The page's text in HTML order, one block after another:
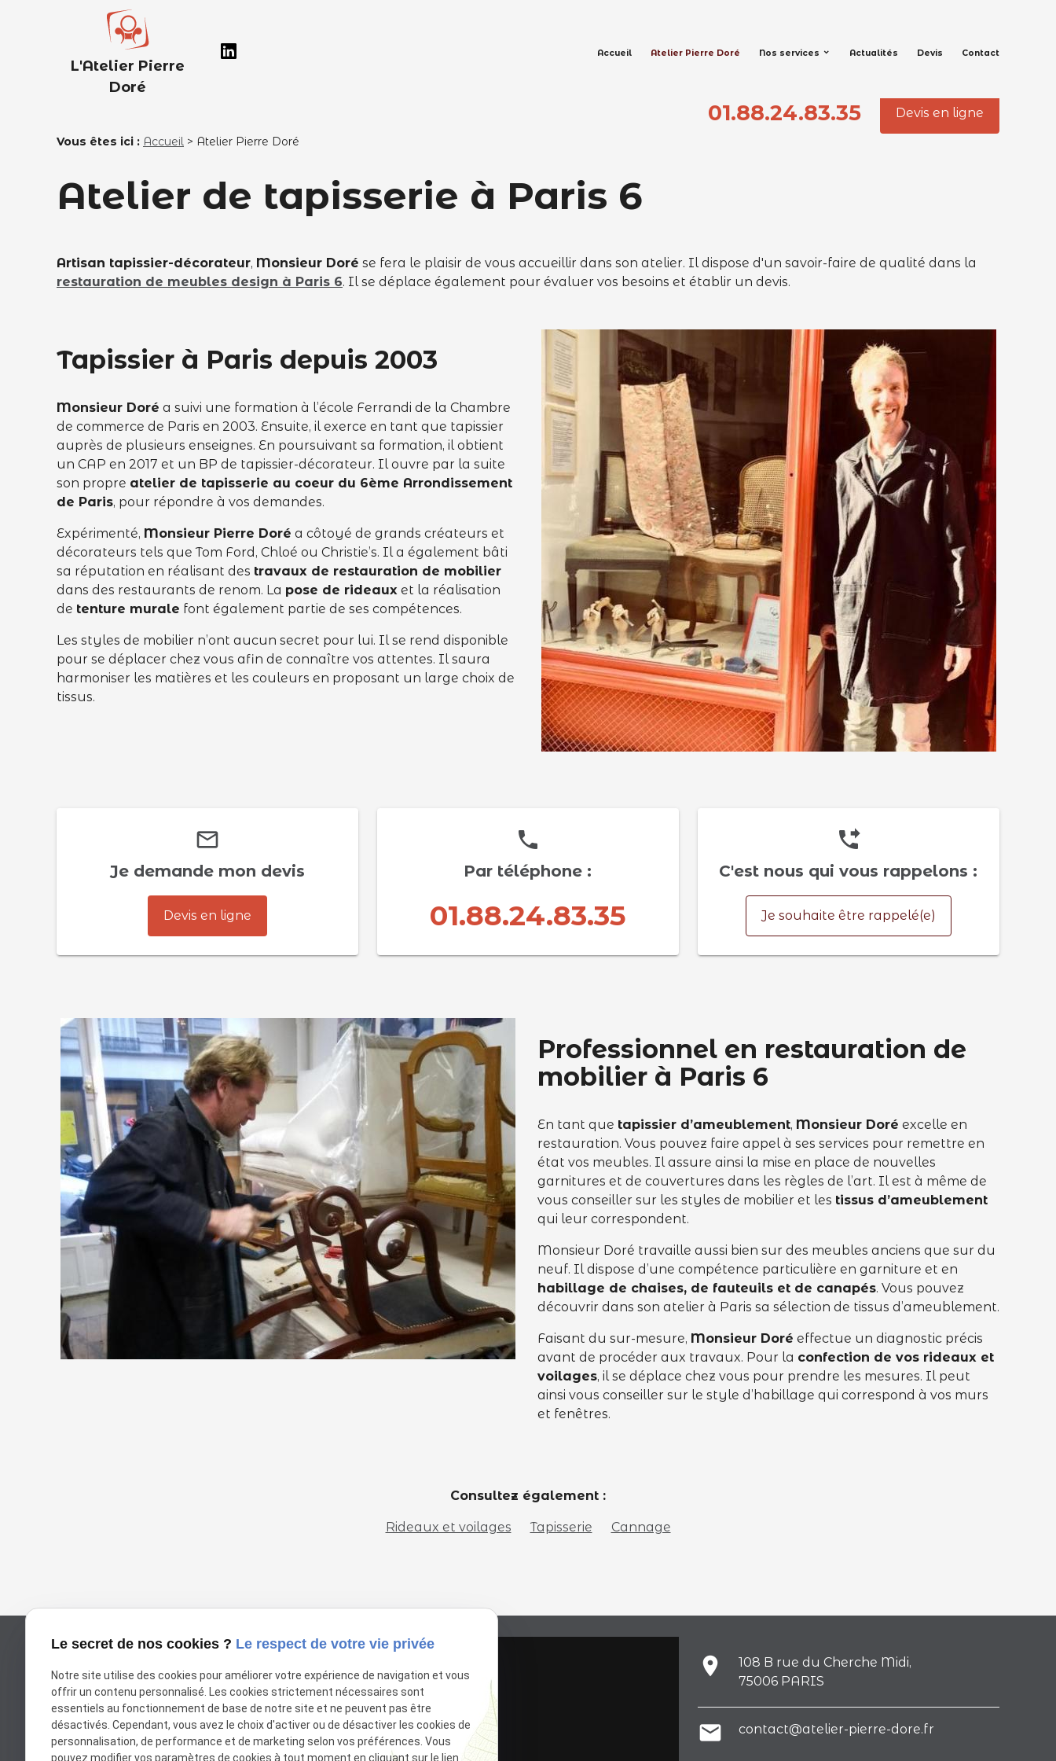
L'Atelier Pierre
Doré
Accueil Atelier Pierre Doré Nos services Actualités Devis Contact
01.88.24.83.35 Devis en ligne
Vous êtes ici : Accueil > Atelier Pierre Doré
Atelier de tapisserie à Paris 6
Artisan tapissier-décorateur, Monsieur Doré se fera le plaisir de vous accueillir dans son atelier. Il dispose d'un savoir-faire de qualité dans la
restauration de meubles design à Paris 6. Il se déplace également pour évaluer vos besoins et établir un devis.
Tapissier à Paris depuis 2003
Monsieur Doré a suivi une formation à l’école Ferrandi de la Chambre
de commerce de Paris en 2003. Ensuite, il exerce en tant que tapissier
auprès de plusieurs enseignes. En poursuivant sa formation, il obtient
un CAP en 2017 et un BP de tapissier-décorateur. Il ouvre par la suite
son propre atelier de tapisserie au coeur du 6ème Arrondissement
de Paris, pour répondre à vos demandes.
Expérimenté, Monsieur Pierre Doré a côtoyé de grands créateurs et
décorateurs tels que Tom Ford, Chloé ou Christie’s. Il a également bâti
sa réputation en réalisant des travaux de restauration de mobilier
dans des restaurants de renom. La pose de rideaux et la réalisation
de tenture murale font également partie de ses compétences.
Les styles de mobilier n’ont aucun secret pour lui. Il se rend disponible
pour se déplacer chez vous afin de connaître vos attentes. Il saura
harmoniser les matières et les couleurs en proposant un large choix de
tissus.
mail_outline
Je demande mon devis
Devis en ligne
phone
Par téléphone :
01.88.24.83.35
phone_forwarded
C'est nous qui vous rappelons :
Je souhaite être rappelé(e)
Professionnel en restauration de
mobilier à Paris 6
En tant que tapissier d’ameublement, Monsieur Doré excelle en
restauration. Vous pouvez faire appel à ses services pour remettre en
état vos meubles. Il assure ainsi la mise en place de nouvelles
garnitures et de couvertures dans les règles de l’art. Il est à même de
vous conseiller sur les styles de mobilier et les tissus d’ameublement
qui leur correspondent.
Monsieur Doré travaille aussi bien sur des meubles anciens que sur du
neuf. Il dispose d’une compétence particulière en garniture et en
habillage de chaises, de fauteuils et de canapés. Vous pouvez
découvrir dans son atelier à Paris sa sélection de tissus d’ameublement.
Faisant du sur-mesure, Monsieur Doré effectue un diagnostic précis
avant de procéder aux travaux. Pour la confection de vos rideaux et
voilages, il se déplace chez vous pour prendre les mesures. Il peut
ainsi vous conseiller sur le style d’habillage qui correspond à vos murs
et fenêtres.
Consultez également :
Rideaux et voilages Tapisserie Cannage
Google Maps Search API est désactivé. Autoriser
place
108 B rue du Cherche Midi,
75006 PARIS
mail contact@atelier-pierre-dore.fr
Panneau de gestion des cookies
Le secret de nos cookies ? Le respect de votre vie privée
Notre site utilise des cookies pour améliorer votre expérience de navigation et vous
offrir un contenu personnalisé. Les cookies strictement nécessaires sont
essentiels au fonctionnement de base de notre site et ne peuvent pas être
désactivés. Cependant, vous avez le choix d'activer ou de désactiver les cookies de
personnalisation, de performance et de marketing selon vos préférences. Vous
pouvez modifier vos paramètres de cookies à tout moment en cliquant sur le lien